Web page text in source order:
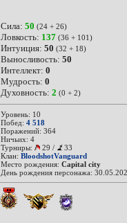
Сила: 50 (24 + 26)
Ловкость: 137 (36 + 101)
Интуиция: 50 (32 + 18)
Выносливость: 50
Интеллект: 0
Мудрость: 0
Духовность: 2 (0 + 2)
Уровень: 10
Побед: 4 518
Поражений: 364
Ничьих: 4
Турниры:
29 /
33
Клан: BloodshotVanguard
Место рождения: Capital city
День рождения персонажа: